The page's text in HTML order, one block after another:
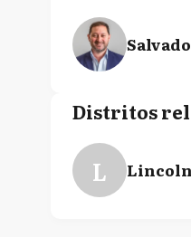
Distritos
L Lincoln